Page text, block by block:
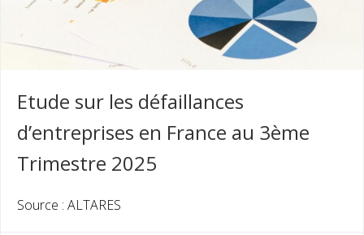
Etude sur les défaillances
d’entreprises en France au 3ème
Trimestre 2025
Source : ALTARES